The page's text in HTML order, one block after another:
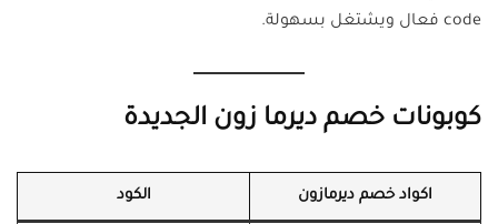
code فعال ويشتغل بسهولة.
كوبونات خصم ديرما زون الجديدة
اكواد خصم ديرمازون الكود